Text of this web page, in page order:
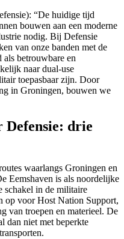
“De huidige tijd
bouwen aan een moderne
nodig. Bij Defensie
van onze banden met de
als betrouwbare en
naar dual-use
toepasbaar zijn. Door
in Groningen, bouwen we
Defensie: drie
waarlangs Groningen en
Eemshaven is als noordelijke
schakel in de militaire
op voor Host Nation Support,
van troepen en materieel. De
dan niet met beperkte